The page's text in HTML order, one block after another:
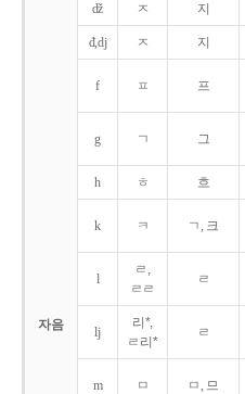
자음
dž ㅈ 지
đ,dj ㅈ 지
f ㅍ 프
g ㄱ 그
h ㅎ 흐
k ㅋ ㄱ, 크
l
ㄹ,
ㄹㄹ
ㄹ
lj
리*,
ㄹ리*
ㄹ
m ㅁ ㅁ, 므